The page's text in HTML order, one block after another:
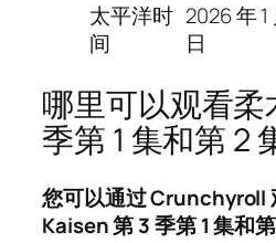
太平洋时
间
2026 年 1
日
哪里可以观看柔
季第 1 集和第 2
您可以通过 Crunchyroll
Kaisen 第 3 季第 1 集和第